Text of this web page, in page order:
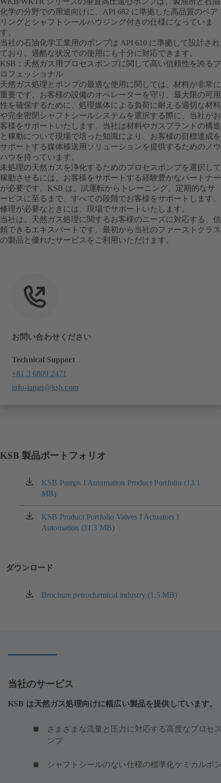
化学の分野での用途向けに、API 682 に準拠した高品質のベア
リングとシャフトシールハウジング付きの仕様になっていま
す。
当社の石油化学工業用のポンプは API 610 に準拠して設計され
ており、過酷な状況での使用にも十分に対応できます。
KSB：天然ガス用プロセスポンプに関して高い信頼性を誇るプ
ロフェッショナル
天然ガス処理とポンプの最適な使用に関しては、材料が非常に
重要です。お客様の設備のオペレーターを守り、最大限の可用
性を確保するために、処理媒体による負荷に耐える適切な材料
や完全密閉シャフトシールシステムを選択する際に、当社がお
客様をサポートいたします。当社は材料やガスプラントの構造
と稼動について現場で培った知識により、お客様の目標達成を
サポートする媒体移送用ソリューションを提供するためのノウ
ハウを持っています。
未処理の天然ガスを浄化するためのプロセスポンプを選択して
稼動させるには、お客様をサポートする経験豊かなパートナー
が必要です。KSB は、試運転からトレーニング、定期的なサ
ービスに至るまで、すべての段階でお客様をサポートします。
修理が必要なときには、現場でサポートいたします。
当社は、天然ガス処理に関するお客様のニーズに対応する、信
頼できるエキスパートです。最初から当社のファーストクラス
の製品と優れたサービスをご利用いただけます。
お問い合わせください
Technical Support
+81 3 6809 2471
info-japan@ksb.com
KSB 製品ポートフォリオ
KSB Pumps I Automation Product Portfolio (13.1
MB)
（新
し
い
タ
ブ
ま
KSB Product Portfolio Valves I Actuators I
Automation (11.3 MB)
（新
し
で
き
ダウンロード
Brochure petrochemical industry (1.5 MB)
（新
ま
当社のサービス
KSB は天然ガス処理向けに幅広い製品を提供しています。
さまざまな流量と圧力に対応する高度なプロセ
ンプ
シャフトシールのない仕様の標準化ケミカルポ